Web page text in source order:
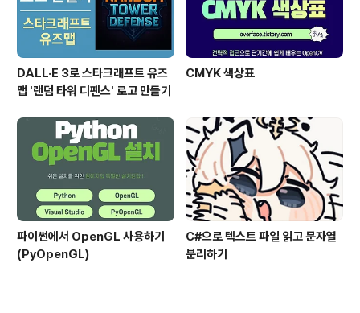
DALL·E 3로 스타크래프트 유즈
맵 '랜덤 타워 디펜스' 로고 만들기
CMYK 색상표
파이썬에서 OpenGL 사용하기
(PyOpenGL)
C#으로 텍스트 파일 읽고 문자열
분리하기